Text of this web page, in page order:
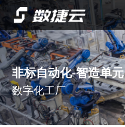
非标自动化-智造单元
数字化工厂